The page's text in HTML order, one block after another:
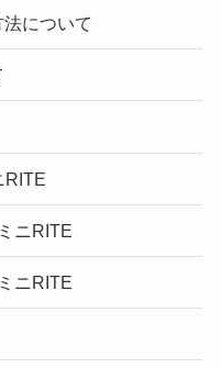
について
RITE
ニRITE
ニRITE